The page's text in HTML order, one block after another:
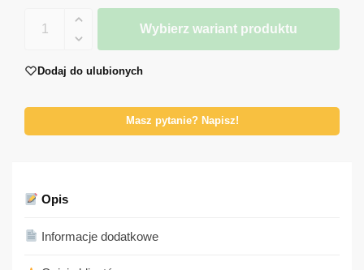
Wybierz wariant produktu
Dodaj do ulubionych
Masz pytanie? Napisz!
Opis
Informacje dodatkowe